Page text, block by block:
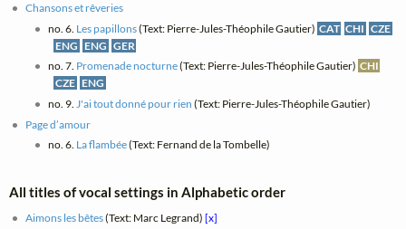
Chansons et rêveries
no. 6. Les papillons(Text: Pierre-Jules-Théophile Gautier) CAT CHI CZE
ENG ENG GER
no. 7. Promenade nocturne(Text: Pierre-Jules-Théophile Gautier) CHI
CZE ENG
no. 9. J'ai tout donné pour rien (Text: Pierre-Jules-Théophile Gautier)
Page d’amour
no. 6. La flambée(Text: Fernand de la Tombelle)
All titles of vocal settings in Alphabetic order
Aimons les bêtes(Text: Marc Legrand)[x]